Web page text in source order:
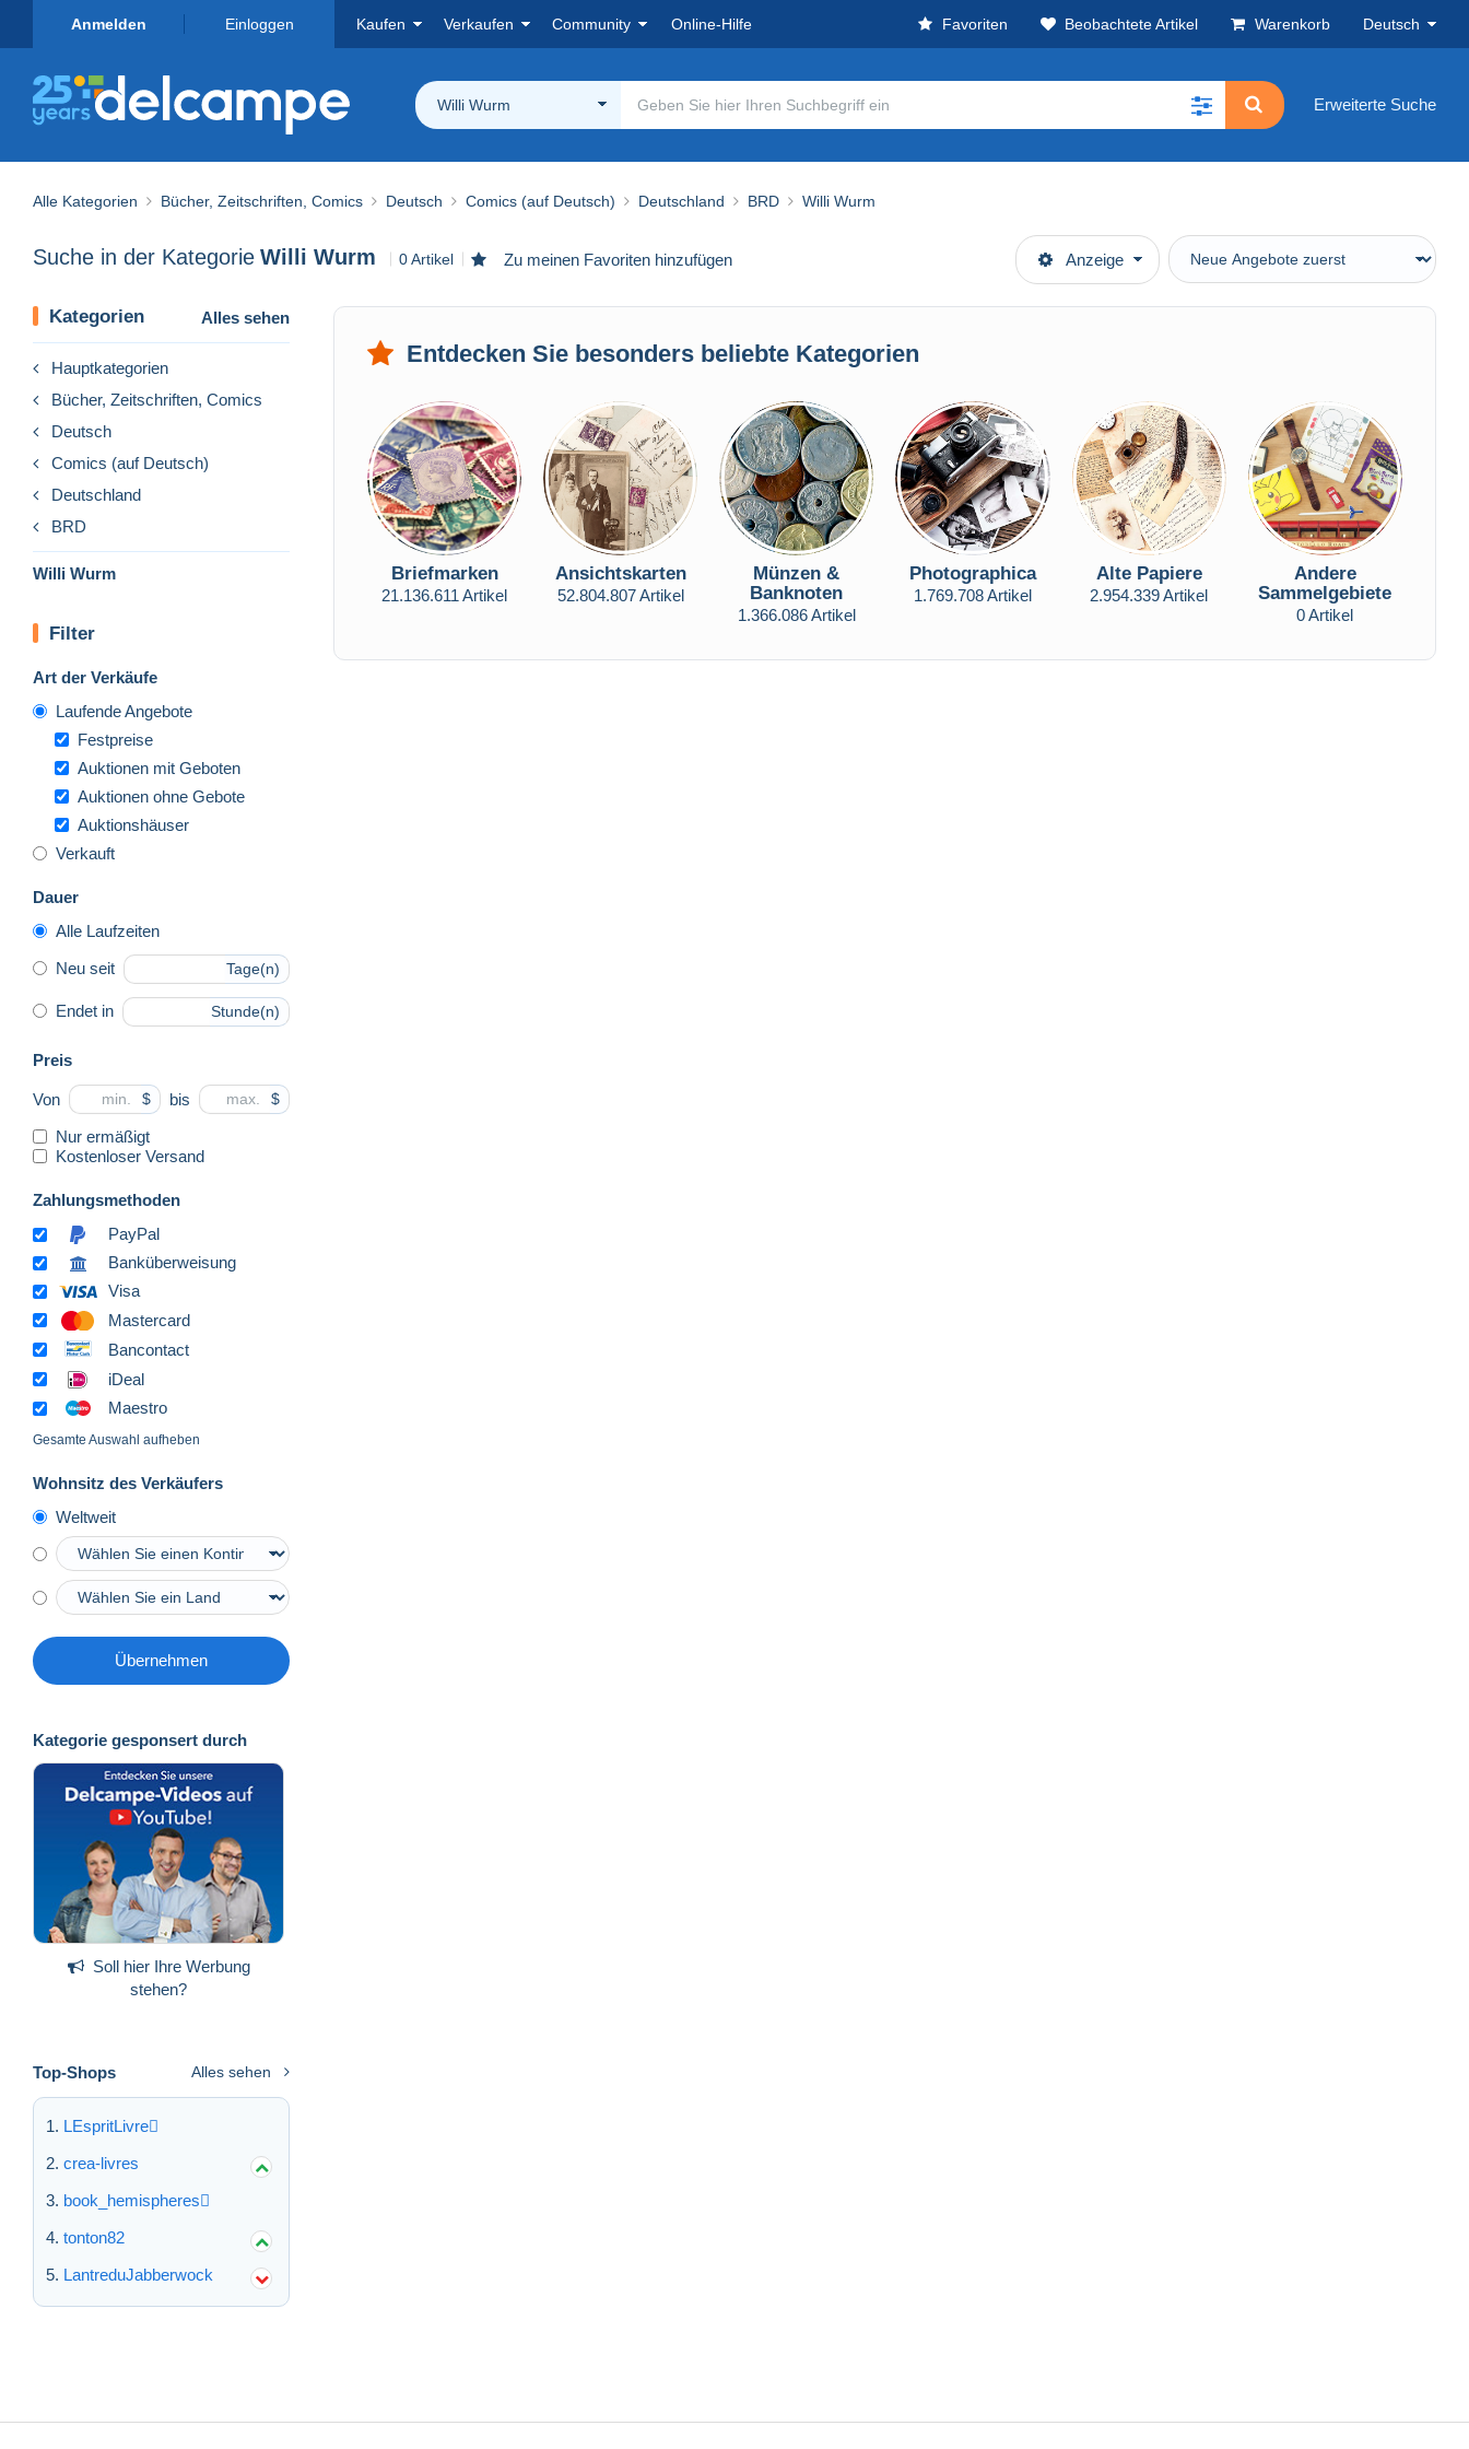
Anmelden Einloggen Kaufen Verkaufen Community Online-Hilfe Favoriten Beobachtete Artikel Warenkorb Deutsch
Willi Wurm Erweiterte Suche
Alle Kategorien Bücher, Zeitschriften, Comics Deutsch Comics (auf Deutsch) Deutschland BRD Willi Wurm
Suche in der Kategorie Willi Wurm 0 Artikel Zu meinen Favoriten hinzufügen Anzeige
Kategorien Alles sehen
Hauptkategorien
Bücher, Zeitschriften, Comics
Deutsch
Comics (auf Deutsch)
Deutschland
BRD
Willi Wurm
Filter
Art der Verkäufe
Laufende Angebote
Festpreise
Auktionen mit Geboten
Auktionen ohne Gebote
Auktionshäuser
Verkauft
Dauer
Alle Laufzeiten
Neu seit Tage(n)
Endet in Stunde(n)
Preis
Von $ bis $
Nur ermäßigt
Kostenloser Versand
Zahlungsmethoden
PayPal
Banküberweisung
Visa
Mastercard
Bancontact
iDeal
Maestro
Gesamte Auswahl aufheben
Wohnsitz des Verkäufers
Weltweit
Übernehmen
Kategorie gesponsert durch
Soll hier Ihre Werbung
stehen?
Top-Shops Alles sehen
LEspritLivre
crea-livres
book_hemispheres
tonton82
LantreduJabberwock
Entdecken Sie besonders beliebte Kategorien
Briefmarken
21.136.611 Artikel
Ansichtskarten
52.804.807 Artikel
Münzen &
Banknoten
1.366.086 Artikel
Photographica
1.769.708 Artikel
Alte Papiere
2.954.339 Artikel
Andere
Sammelgebiete
0 Artikel